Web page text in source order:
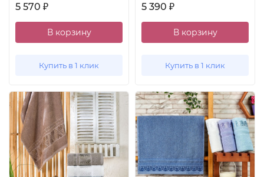
5 570 ₽
В корзину
Купить в 1 клик
5 390 ₽
В корзину
Купить в 1 клик